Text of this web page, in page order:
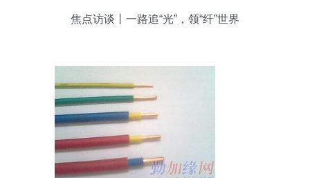
焦点访谈丨一路追“光”，领“纤”世界